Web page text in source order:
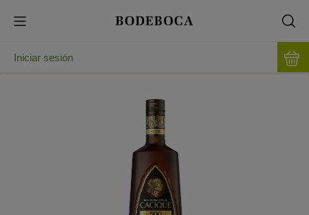
Iniciar sesión